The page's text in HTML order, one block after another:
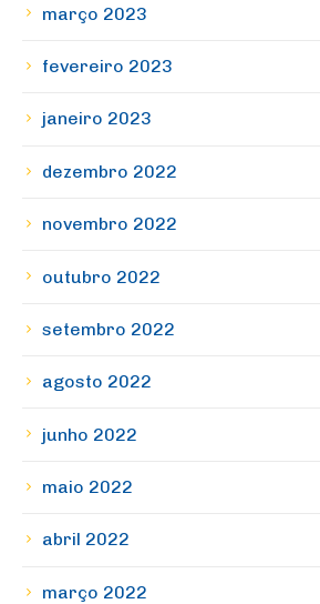
março 2023
fevereiro 2023
janeiro 2023
dezembro 2022
novembro 2022
outubro 2022
setembro 2022
agosto 2022
junho 2022
maio 2022
abril 2022
março 2022